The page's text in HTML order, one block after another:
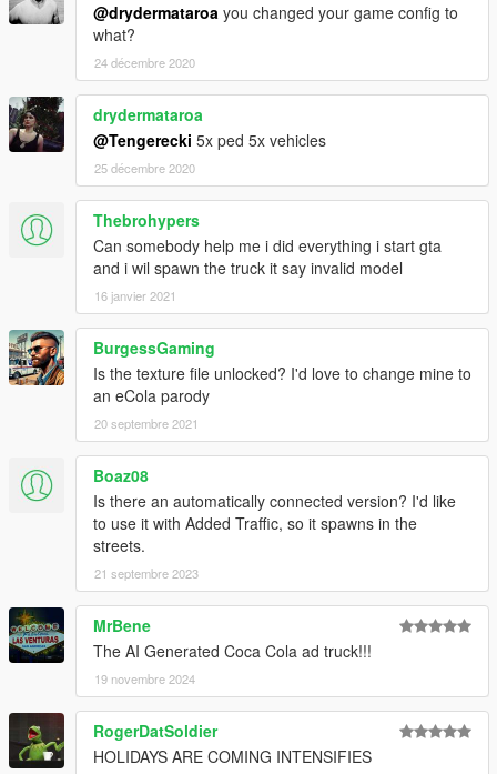
@drydermataroa you changed your game config to
what?
24 décembre 2020
drydermataroa
@Tengerecki 5x ped 5x vehicles
25 décembre 2020
Thebrohypers
Can somebody help me i did everything i start gta
and i wil spawn the truck it say invalid model
16 janvier 2021
BurgessGaming
Is the texture file unlocked? I'd love to change mine to
an eCola parody
20 septembre 2021
Boaz08
Is there an automatically connected version? I'd like
to use it with Added Traffic, so it spawns in the
streets.
21 septembre 2023
MrBene
The AI Generated Coca Cola ad truck!!!
19 novembre 2024
RogerDatSoldier
HOLIDAYS ARE COMING INTENSIFIES